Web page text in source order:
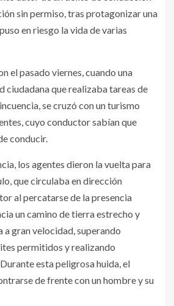
sin permiso, tras protagonizar una
en riesgo la vida de varias
el pasado viernes, cuando una
ciudadana que realizaba tareas de
se cruzó con un turismo
cuyo conductor sabían que
conducir.
los agentes dieron la vuelta para
que circulaba en dirección
al percatarse de la presencia
un camino de tierra estrecho y
a gran velocidad, superando
permitidos y realizando
esta peligrosa huida, el
de frente con un hombre y su